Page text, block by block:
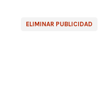
ELIMINAR PUBLICIDAD